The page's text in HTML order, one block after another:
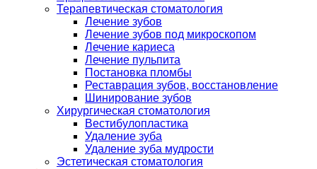
Терапевтическая стоматология
Лечение зубов
Лечение зубов под микроскопом
Лечение кариеса
Лечение пульпита
Постановка пломбы
Реставрация зубов, восстановление
Шинирование зубов
Хирургическая стоматология
Вестибулопластика
Удаление зуба
Удаление зуба мудрости
Эстетическая стоматология